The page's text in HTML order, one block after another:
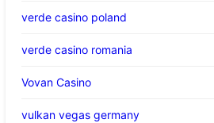
verde casino poland
verde casino romania
Vovan Casino
vulkan vegas germany